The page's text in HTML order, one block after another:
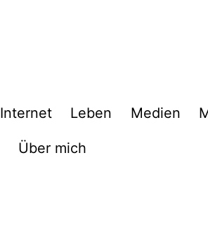
Internet Leben Medien
Über mich